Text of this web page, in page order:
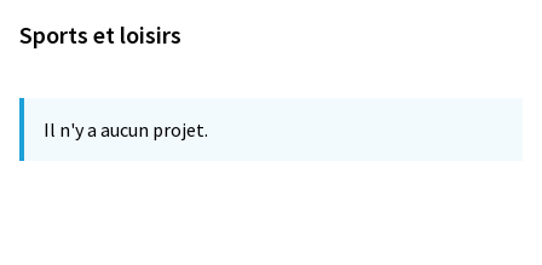
Sports et loisirs
Il n'y a aucun projet.